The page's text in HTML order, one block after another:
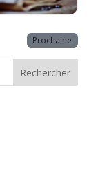
Prochaine
Rechercher